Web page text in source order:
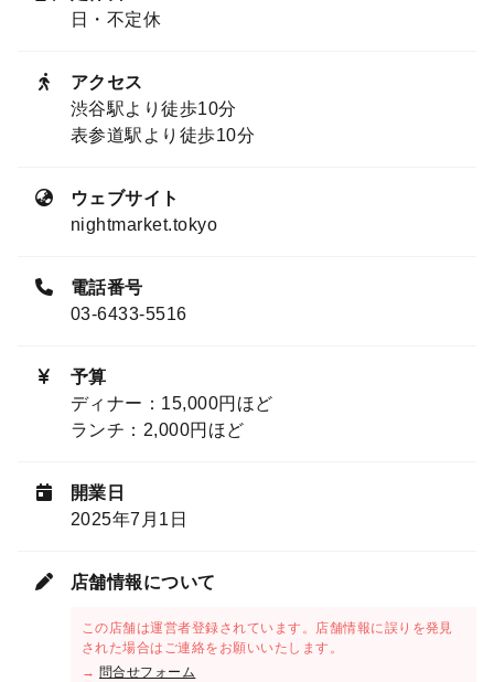
日・不定休
アクセス
渋谷駅より徒歩10分
表参道駅より徒歩10分
ウェブサイト
nightmarket.tokyo
電話番号
03-6433-5516
予算
ディナー：15,000円ほど
ランチ：2,000円ほど
開業日
2025年7月1日
店舗情報について
この店舗は運営者登録されています。店舗情報に誤りを発見
された場合はご連絡をお願いいたします。
→ 問合せフォーム